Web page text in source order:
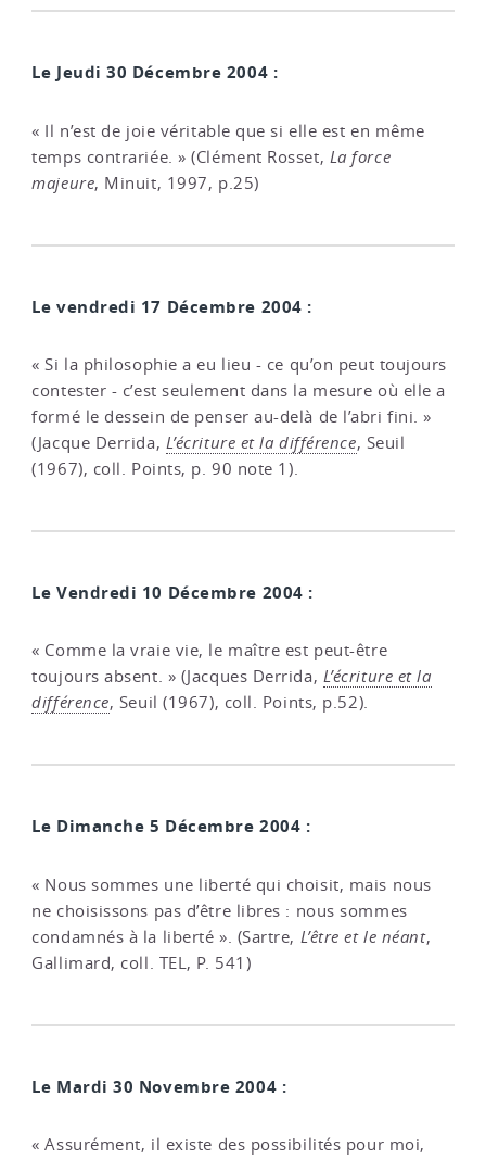
Le Jeudi 30 Décembre 2004 :
« Il n’est de joie véritable que si elle est en même
temps contrariée. » (Clément Rosset, La force
majeure, Minuit, 1997, p.25)
Le vendredi 17 Décembre 2004 :
« Si la philosophie a eu lieu - ce qu’on peut toujours
contester - c’est seulement dans la mesure où elle a
formé le dessein de penser au-delà de l’abri fini. »
(Jacque Derrida, L’écriture et la différence, Seuil
(1967), coll. Points, p. 90 note 1).
Le Vendredi 10 Décembre 2004 :
« Comme la vraie vie, le maître est peut-être
toujours absent. » (Jacques Derrida, L’écriture et la
différence, Seuil (1967), coll. Points, p.52).
Le Dimanche 5 Décembre 2004 :
« Nous sommes une liberté qui choisit, mais nous
ne choisissons pas d’être libres : nous sommes
condamnés à la liberté ». (Sartre, L’être et le néant,
Gallimard, coll. TEL, P. 541)
Le Mardi 30 Novembre 2004 :
« Assurément, il existe des possibilités pour moi,